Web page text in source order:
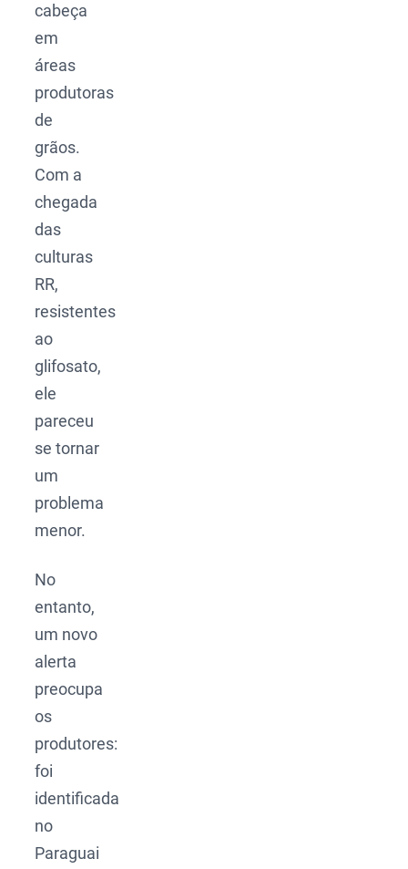
cabeça
em
áreas
produtoras
de
grãos.
Com a
chegada
das
culturas
RR,
resistentes
ao
glifosato,
ele
pareceu
se tornar
um
problema
menor.
No
entanto,
um novo
alerta
preocupa
os
produtores:
foi
identificada
no
Paraguai